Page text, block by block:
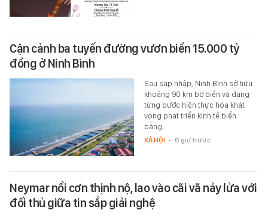
Cận cảnh ba tuyến đường vươn biển 15.000 tỷ
đồng ở Ninh Bình
Sau sáp nhập, Ninh Bình sở hữu
khoảng 90 km bờ biển và đang
từng bước hiện thực hóa khát
vọng phát triển kinh tế biển
bằng…
XÃ HỘI - 6 giờ trước
Neymar nổi cơn thịnh nộ, lao vào cãi vã nảy lửa với
đối thủ giữa tin sắp giải nghệ